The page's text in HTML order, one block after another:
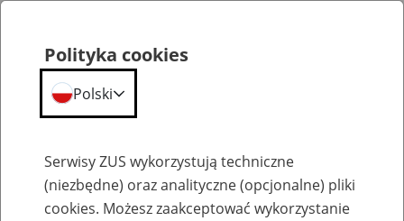
Szkolenia
Polityka cookies
Polski
Serwisy ZUS wykorzystują techniczne
(niezbędne) oraz analityczne (opcjonalne) pliki
cookies. Możesz zaakceptować wykorzystanie